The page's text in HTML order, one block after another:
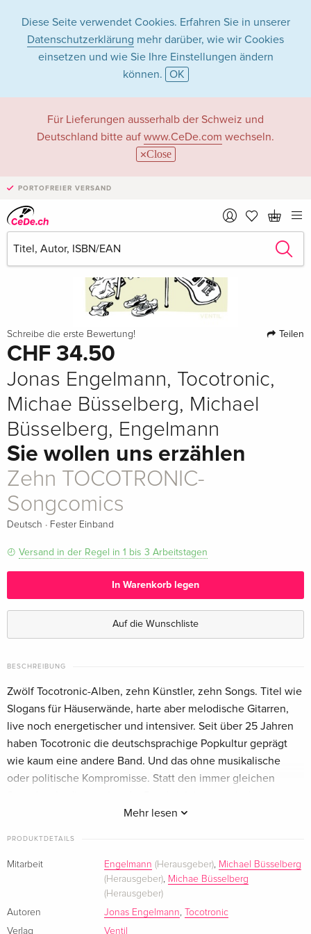
Diese Seite verwendet Cookies. Erfahren Sie in unserer
Datenschutzerklärung mehr darüber, wie wir Cookies
einsetzen und wie Sie Ihre Einstellungen ändern
können. OK
Für Lieferungen ausserhalb der Schweiz und
Deutschland bitte auf www.CeDe.com wechseln.
Close
PORTOFREIER VERSAND
Schreibe die erste Bewertung! Teilen
CHF 34.50
Jonas Engelmann, Tocotronic,
Michae Büsselberg, Michael
Büsselberg, Engelmann
Sie wollen uns erzählen
Zehn TOCOTRONIC-
Songcomics
Deutsch · Fester Einband
Versand in der Regel in 1 bis 3 Arbeitstagen
In Warenkorb legen
Auf die Wunschliste
BESCHREIBUNG
Mehr lesen
Zwölf Tocotronic-Alben, zehn Künstler, zehn Songs. Titel wie
Slogans für Häuserwände, harte aber melodische Gitarren,
live noch energetischer und intensiver. Seit über 25 Jahren
haben Tocotronic die deutschsprachige Popkultur geprägt
wie kaum eine andere Band. Und das ohne musikalische
oder politische Kompromisse. Statt den immer gleichen
verwandelt, neue Konzepte und Ästhetik erprobt und
Abschottungspolitik.»Sie wollen uns erzählen« fängt die
zahlreichen Facetten von Tocotronic ein: Zehn Songs aus der
gesamten Schaffensphase werden von ausgewählten
Comickünstler*innen und Illustrator*innen interpretiert. Im
PRODUKTDETAILS
Mitarbeit Engelmann (Herausgeber)
Michael Büsselberg
(Herausgeber)
Michae Büsselberg
(Herausgeber)
Autoren
Jonas Engelmann Tocotronic
Verlag
Ventil